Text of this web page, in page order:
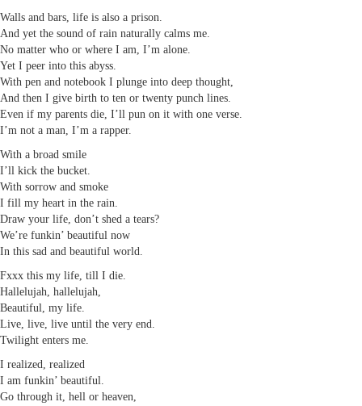
Walls and bars, life is also a prison.
And yet the sound of rain naturally calms me.
No matter who or where I am, I’m alone.
Yet I peer into this abyss.
With pen and notebook I plunge into deep thought,
And then I give birth to ten or twenty punch lines.
Even if my parents die, I’ll pun on it with one verse.
I’m not a man, I’m a rapper.
With a broad smile
I’ll kick the bucket.
With sorrow and smoke
I fill my heart in the rain.
Draw your life, don’t shed a tears?
We’re funkin’ beautiful now
In this sad and beautiful world.
Fxxx this my life, till I die.
Hallelujah, hallelujah,
Beautiful, my life.
Live, live, live until the very end.
Twilight enters me.
I realized, realized
I am funkin’ beautiful.
Go through it, hell or heaven,